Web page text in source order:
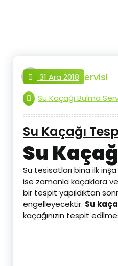
tesisat.servisi
31 Ara 2018
Su Kaçağı Bulma
Su Kaçağı
Su
Su tesisatları bina ilk
ise zamanla kaçaklara ve
bir tespit yapıldıktan
engelleyecektir. Su
kaçağınızın tespit